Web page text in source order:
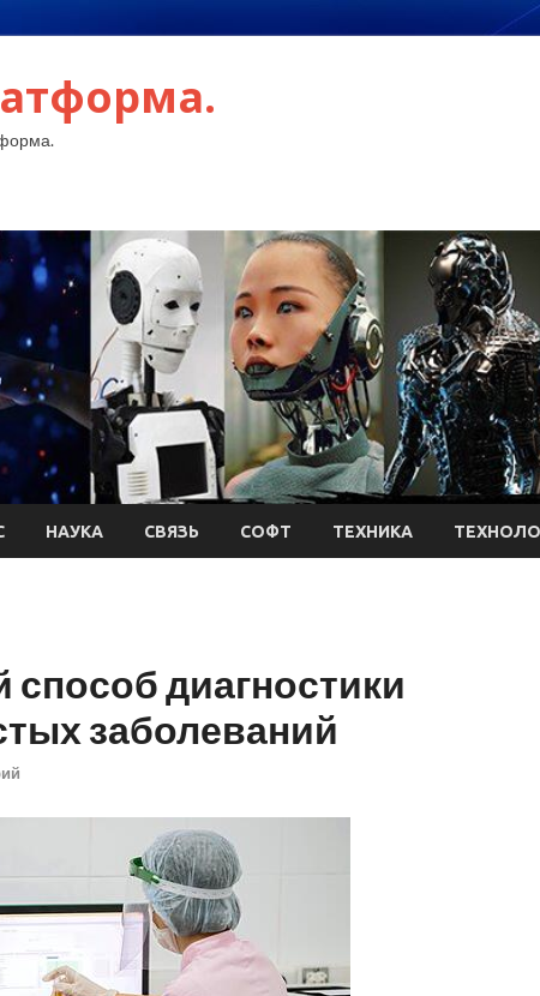
НАУКА СВЯЗЬ СОФТ ТЕХНИКА
диагностики
заболеваний